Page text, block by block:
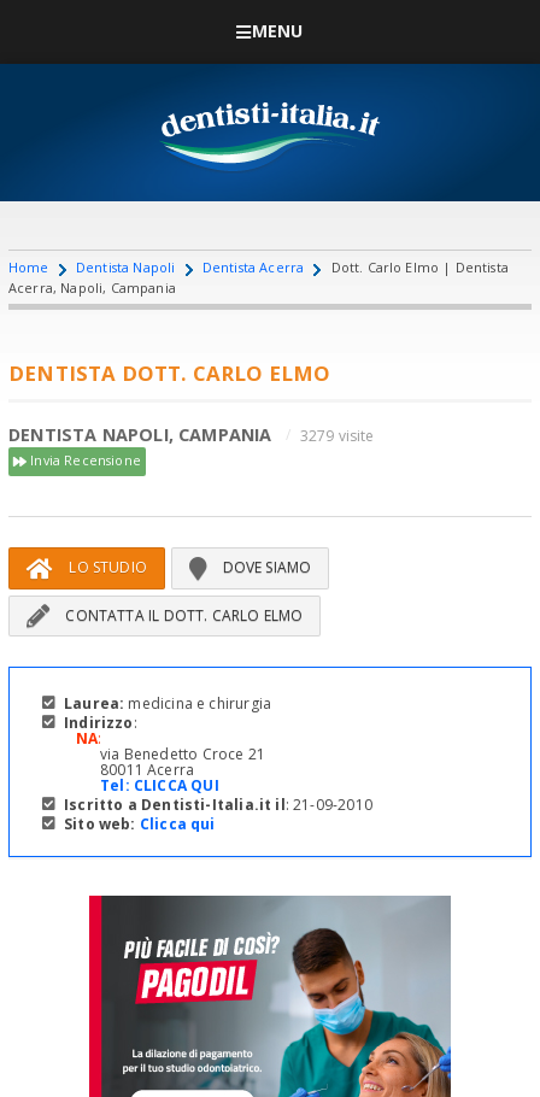
MENU
Home Dentista Napoli Dentista Acerra
Dott. Carlo Elmo | Dentista
Acerra, Napoli, Campania
DENTISTA DOTT. CARLO ELMO
DENTISTA NAPOLI, CAMPANIA 3279 visite
Invia Recensione
LO STUDIO DOVE SIAMO
CONTATTA IL DOTT. CARLO ELMO
Laurea: medicina e chirurgia
Indirizzo:
NA:
via Benedetto Croce 21
80011 Acerra
Tel: CLICCA QUI
Iscritto a Dentisti-Italia.it il: 21-09-2010
Sito web: Clicca qui